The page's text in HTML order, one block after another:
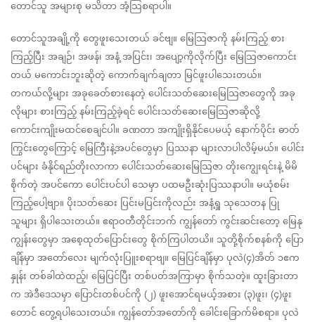
တောင်သူ အများစု မသိတာ အံ့သြစရာပါ။
တောင်သူအချို့ကို တွေဖူးသေးတယ် ခင်ဗျ။ မြေသြဇာကို နမ်းကြည့် စား
ကြည့်ပြီး အချဉ်၊ အဖန်၊ အနံ့ အပြင်း၊ အပျော့ကိုလိုက်ပြီး မြေသြဇာကောင်း
တယ် မကောင်းဘူးဆိုတဲ့ ကောက်ချက်ချတာ မြင်ဖူးပါသေးတယ်။
တကယ်လို့များ အခုခေတ်စားနေတဲ့ ပေါင်းသတ်ဆေးမြေသြဇာတွေကို အခု
လိုများ စားကြည့် နမ်းကြည့်ခဲ့ရင် ပေါင်းသတ်ဆေးမြေသြဇာဆိုလို့
ကောင်းကျိုးမထင်စေချင်ပါ။ ခဏတာ အကျိုးရှိနိုင်ပေမယ့် နောက်ပိုင်း ဓာတ်
ကြွင်းတွေကြောင့် မြေကြီးနဲ့အပင်တွေမှာ ပြဿနာ များလာပါလိမ့်မယ်။ ပေါင်း
ပင်များ ခံနိုင်ရည်တိုးလာကာ ပေါင်းသတ်ဆေးမြေသြဇာ တိုးကျွေးရင်းနဲ့ မိမိ
စိုက်တဲ့ အပင်ကော ပေါင်းပင်ပါ သေမှာ ပထမဦးဆုံးပြဿနာပါ။ မယုံစမ်း
ကြည့်ပေါ့ဗျာ။ ပိုးသတ်ဆေး ပြင်းမပြင်းကိုလည်း အနံ့ရှု သုသေတန ပြု
သူများ ရှိပါသေးတယ်။ ဧရာဝတီတိုင်းဘက် ကျွန်တော် ကွင်းဆင်းတော့ မြေနု
ကျွန်းတွေမှာ အစေ့ထုတ်ပြောင်းတွေ စိုက်ကြပါတယိ။ သူတို့စိုက်စနစ်ကို ပြော
ချိန်မှာ အတော်လေး မျက်လုံးပြူးစရာဗျ။ မြေပြင်ချိန်မှာ ပုလဲ(၄)အိတ် ၁ဧက
နှုန်း တစ်ခါထဲထည့်၊ မြေပြင်ပြီး တစ်ပတ်အကြာမှာ စိုက်သတဲ့။ ထူးခြားတာ
က အဲဒီဒေသမှာ ပြောင်းတစ်ပင်ကို (၂) ဖူးအောင်ရမယ့်အစား (၃)ဖူး၊ (၄)ဖူး
တောင် တွေ့ရပါသေးတယ်။ ကျွန်တော်အတော်ကို ခေါင်းခြောက်မိစရာ။ ပုလဲ